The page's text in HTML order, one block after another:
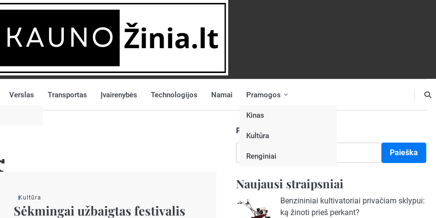
Verslas Transportas Įvairenybės Technologijos Namai Pramogos
Kinas
Kultūra
Renginiai
Kultūra
Sėkmingai užbaigtas festivalis
Paieška
Paieška
Naujausi straipsniai
Benzininiai kultivatoriai privačiam sklypui:
ką žinoti prieš perkant?